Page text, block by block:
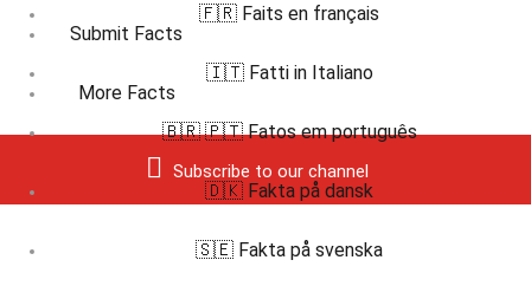
Submit Facts
More Facts
Subscribe to our channel
🇫🇷 Faits en français
🇮🇹 Fatti in Italiano
🇧🇷 🇵🇹 Fatos em português
🇩🇰 Fakta på dansk
🇸🇪 Fakta på svenska